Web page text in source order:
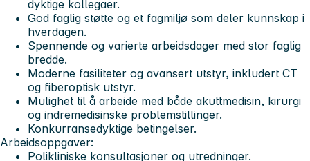
dyktige kollegaer.
God faglig støtte og et fagmiljø som deler kunnskap i
hverdagen.
Spennende og varierte arbeidsdager med stor faglig
bredde.
Moderne fasiliteter og avansert utstyr, inkludert CT
og fiberoptisk utstyr.
Mulighet til å arbeide med både akuttmedisin, kirurgi
og indremedisinske problemstillinger.
Konkurransedyktige betingelser.
Arbeidsoppgaver:
Polikliniske konsultasjoner og utredninger.